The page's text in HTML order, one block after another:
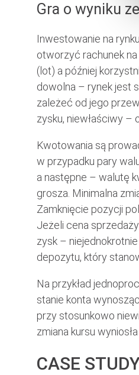
Gra o wyniku
Inwestowanie na
otworzyć rachunek
(lot) a później
dowolna – rynek jest
zależeć od jego
zysku, niewłaściwy –
Kwotowania są
w przypadku pary
a następne – walutę
grosza. Minimalna
Zamknięcie pozycji
Jeżeli cena
zysk –
depozytu, który
Na przykład
stanie konta
przy stosunkowo
zmiana kursu
CASE